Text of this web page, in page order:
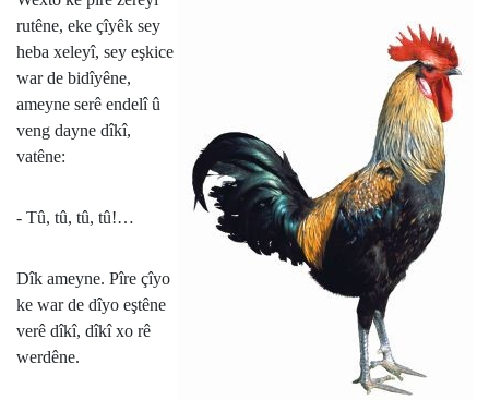
rutêne, eke çîyêk sey
heba xeleyî, sey eşkice
war de bidîyêne,
ameyne serê endelî û
veng dayne dîkî,
vatêne:
- Tû, tû, tû, tû!…
Dîk ameyne. Pîre çîyo
ke war de dîyo eştêne
verê dîkî, dîkî xo rê
werdêne.